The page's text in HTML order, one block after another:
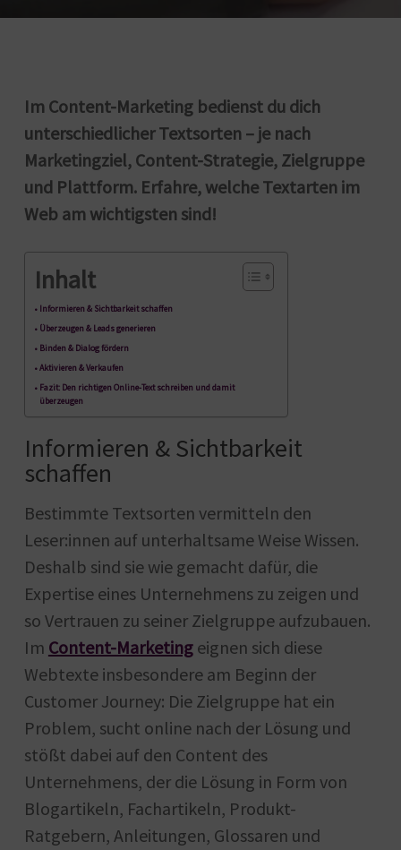
Im Content-Marketing bedienst du dich
unterschiedlicher Textsorten – je nach
Marketingziel, Content-Strategie, Zielgruppe
und Plattform. Erfahre, welche Textarten im
Web am wichtigsten sind!
Inhalt
Informieren & Sichtbarkeit schaffen
Überzeugen & Leads generieren
Binden & Dialog fördern
Aktivieren & Verkaufen
Fazit: Den richtigen Online-Text schreiben und damit
überzeugen
Informieren & Sichtbarkeit
schaffen
Bestimmte Textsorten vermitteln den
Leser:innen auf unterhaltsame Weise Wissen.
Deshalb sind sie wie gemacht dafür, die
Expertise eines Unternehmens zu zeigen und
so Vertrauen zu seiner Zielgruppe aufzubauen.
Im Content-Marketingeignen sich diese
Webtexte insbesondere am Beginn der
Customer Journey: Die Zielgruppe hat ein
Problem, sucht online nach der Lösung und
stößt dabei auf den Content des
Unternehmens, der die Lösung in Form von
Blogartikeln, Fachartikeln, Produkt-
Ratgebern, Anleitungen, Glossaren und